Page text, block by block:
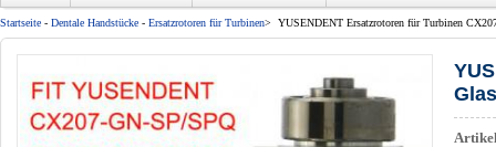
Startseite - Dentale Handstücke - Ersatzrotoren für Turbinen> YUSENDENT Ersatzrotoren für Turbinen